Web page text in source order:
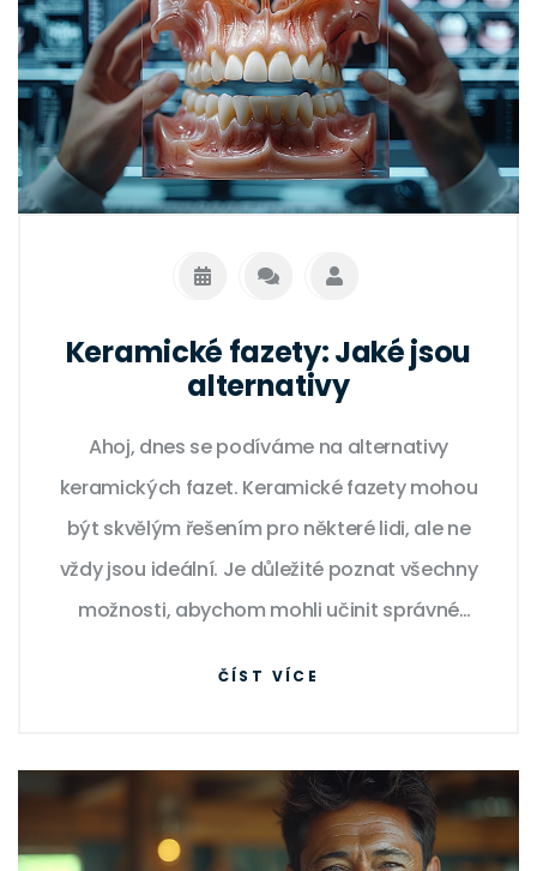
abyste viděli ty úžasné výsledky, kterých je
možné díky moderní dentální keramice
dosáhnout. Tak tedy pojďme na to, už se
nemůžu dočkat, až všechno podělím!
Keramické fazety: Jaké jsou
alternativy
Ahoj, dnes se podíváme na alternativy
keramických fazet. Keramické fazety mohou
být skvělým řešením pro některé lidi, ale ne
vždy jsou ideální. Je důležité poznat všechny
možnosti, abychom mohli učinit správné
alternativy, které by mohly lépe vyhovovat
vašim potřebám a preferencím. Připojte se
ke mně, abychom se dozvěděli více o těchto
ČÍST VÍCE